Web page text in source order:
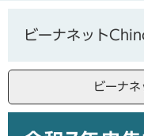
ビーナネット
ビーナ